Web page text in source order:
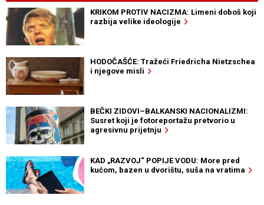
KRIKOM PROTIV NACIZMA: Limeni doboš koji
razbija velike ideologije
HODOČAŠĆE: Tražeći Friedricha Nietzschea
i njegove misli
BEČKI ZIDOVI–BALKANSKI NACIONALIZMI:
Susret koji je fotoreportažu pretvorio u
agresivnu prijetnju
KAD „RAZVOJ“ POPIJE VODU: More pred
kućom, bazen u dvorištu, suša na vratima